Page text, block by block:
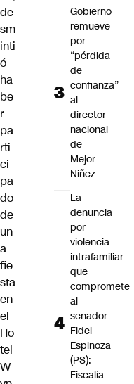
de
sm
inti
ó
ha
be
r
pa
rti
ci
pa
do
de
un
a
fie
sta
en
el
Ho
tel
W
Gobierno
remueve
por
“pérdida
de
confianza”
al
director
nacional
de
Mejor
Niñez
La
denuncia
por
violencia
intrafamiliar
que
compromete
al
senador
Fidel
Espinoza
(PS):
Fiscalía